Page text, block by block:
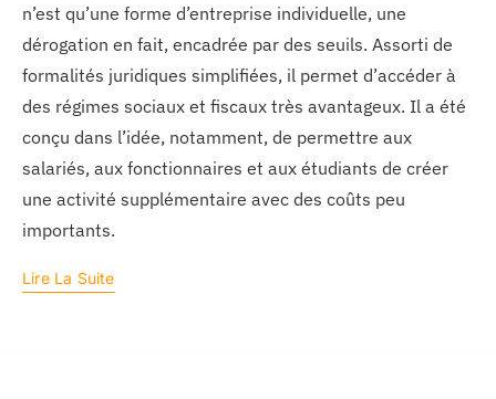
n’est qu’une forme d’entreprise individuelle, une
dérogation en fait, encadrée par des seuils. Assorti de
formalités juridiques simplifiées, il permet d’accéder à
des régimes sociaux et fiscaux très avantageux. Il a été
conçu dans l’idée, notamment, de permettre aux
salariés, aux fonctionnaires et aux étudiants de créer
une activité supplémentaire avec des coûts peu
importants.
Lire La Suite